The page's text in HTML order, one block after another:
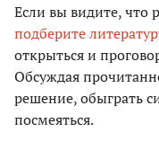
Если вы видите, что
подберите
открыться и
Обсуждая
решение, обыграть
посмеяться.